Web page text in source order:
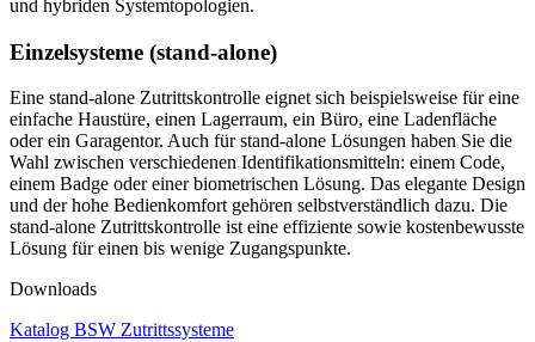
und hybriden Systemtopologien.
Einzelsysteme (stand-alone)
Eine stand-alone Zutrittskontrolle eignet sich beispielsweise für eine
einfache Haustüre, einen Lagerraum, ein Büro, eine Ladenfläche
oder ein Garagentor. Auch für stand-alone Lösungen haben Sie die
Wahl zwischen verschiedenen Identifikationsmitteln: einem Code,
einem Badge oder einer biometrischen Lösung. Das elegante Design
und der hohe Bedienkomfort gehören selbstverständlich dazu. Die
stand-alone Zutrittskontrolle ist eine effiziente sowie kostenbewusste
Lösung für einen bis wenige Zugangspunkte.
Downloads
Katalog BSW Zutrittssysteme